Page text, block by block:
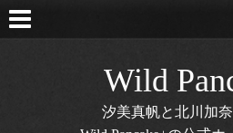
Wild
汐美真帆と北川加